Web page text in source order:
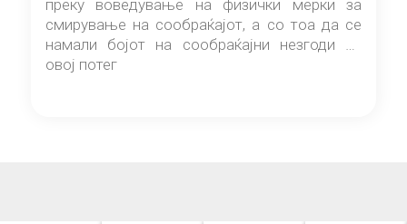
преку воведување на физички мерки за
смирување на сообраќајот, а со тоа да се
намали бојот на сообраќајни незгоди на
овој потег